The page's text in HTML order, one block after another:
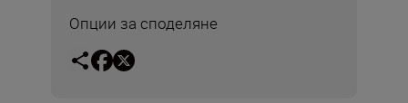
Опции за споделяне